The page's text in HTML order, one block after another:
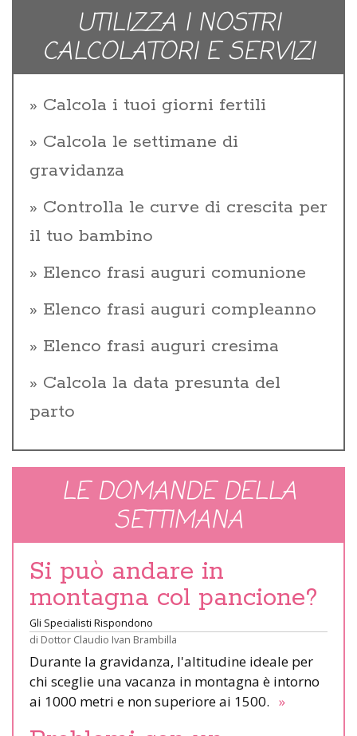
UTILIZZA I NOSTRI
CALCOLATORI E SERVIZI
Calcola i tuoi giorni fertili
Calcola le settimane di
gravidanza
Controlla le curve di crescita per
il tuo bambino
Elenco frasi auguri comunione
Elenco frasi auguri compleanno
Elenco frasi auguri cresima
Calcola la data presunta del
parto
LE DOMANDE DELLA
SETTIMANA
Si può andare in
montagna col pancione?
Gli Specialisti Rispondono
di Dottor Claudio Ivan Brambilla
Durante la gravidanza, l'altitudine ideale per
chi sceglie una vacanza in montagna è intorno
ai 1000 metri e non superiore ai 1500. »